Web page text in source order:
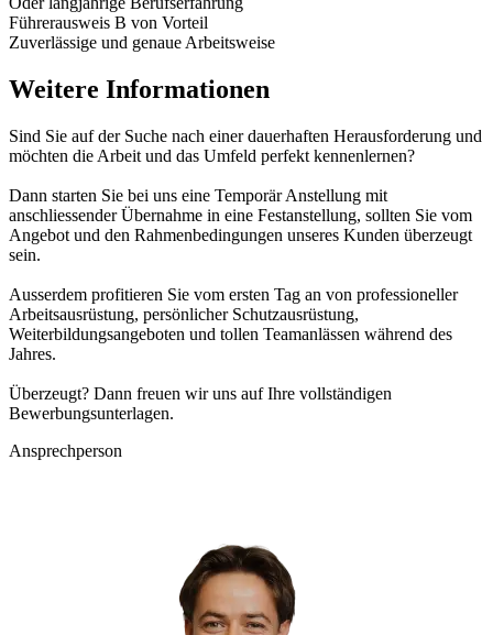
Führerausweis B von Vorteil
Zuverlässige und genaue Arbeitsweise
Weitere Informationen
Sind Sie auf der Suche nach einer dauerhaften Herausforderung und
möchten die Arbeit und das Umfeld perfekt kennenlernen?
Dann starten Sie bei uns eine Temporär Anstellung mit
anschliessender Übernahme in eine Festanstellung, sollten Sie vom
Angebot und den Rahmenbedingungen unseres Kunden überzeugt
sein.
Ausserdem profitieren Sie vom ersten Tag an von professioneller
Arbeitsausrüstung, persönlicher Schutzausrüstung,
Weiterbildungsangeboten und tollen Teamanlässen während des
Jahres.
Überzeugt? Dann freuen wir uns auf Ihre vollständigen
Bewerbungsunterlagen.
Ansprechperson